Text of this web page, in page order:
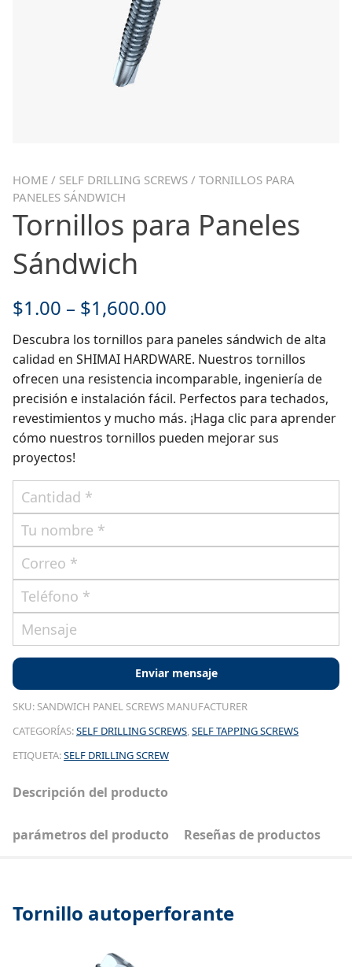
HOME / SELF DRILLING SCREWS / TORNILLOS PARA
PANELES SÁNDWICH
Tornillos para Paneles
Sándwich
$1.00 – $1,600.00
Descubra los tornillos para paneles sándwich de alta
calidad en SHIMAI HARDWARE. Nuestros tornillos
ofrecen una resistencia incomparable, ingeniería de
precisión e instalación fácil. Perfectos para techados,
revestimientos y mucho más. ¡Haga clic para aprender
cómo nuestros tornillos pueden mejorar sus
proyectos!
SKU: SANDWICH PANEL SCREWS MANUFACTURER
CATEGORÍAS:SELF DRILLING SCREWS,SELF TAPPING SCREWS
ETIQUETA:SELF DRILLING SCREW
Descripción del producto
parámetros del producto Reseñas de productos
Tornillo autoperforante